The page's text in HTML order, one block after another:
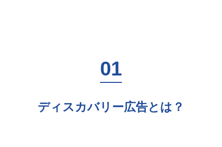
ディスカバリー広告とは？